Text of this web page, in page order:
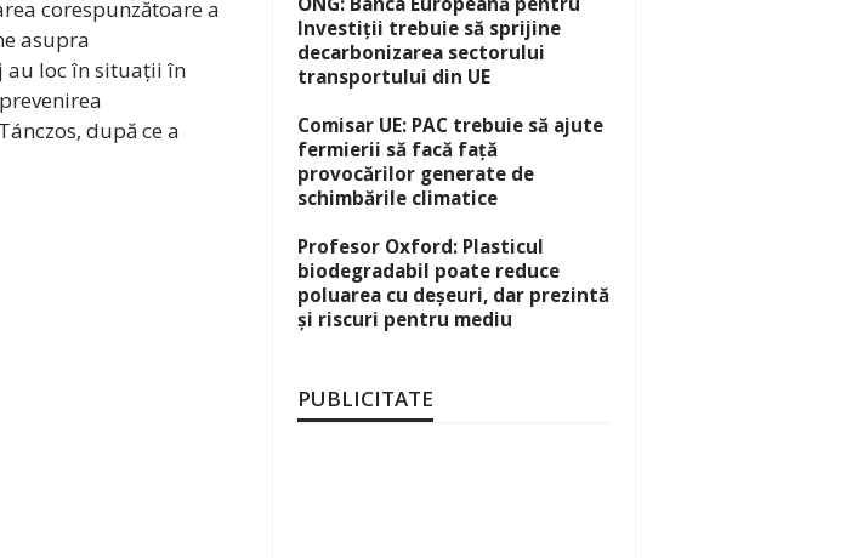
corespunzătoare a
asupra
au loc în situații în
după ce a
Investiții trebuie să sprijine
decarbonizarea sectorului
transportului din UE
Comisar UE: PAC trebuie să ajute
fermierii să facă față
provocărilor generate de
schimbările climatice
Profesor Oxford: Plasticul
biodegradabil poate reduce
poluarea cu deșeuri, dar prezintă
și riscuri pentru mediu
PUBLICITATE